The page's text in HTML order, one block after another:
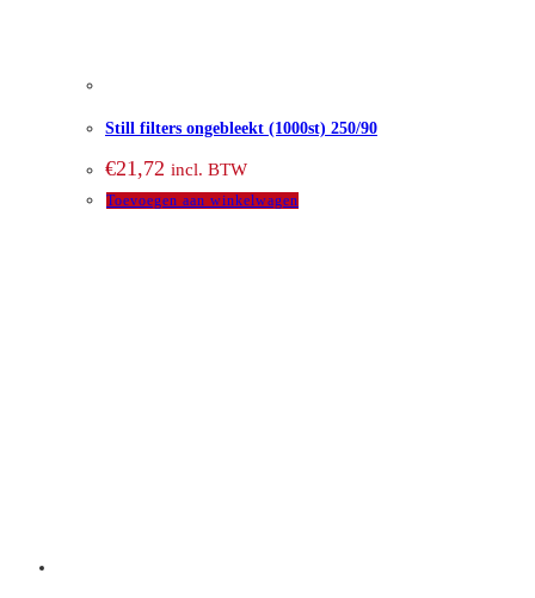
Still filters ongebleekt (1000st) 250/90
€21,72 incl. BTW
Toevoegen aan winkelwagen